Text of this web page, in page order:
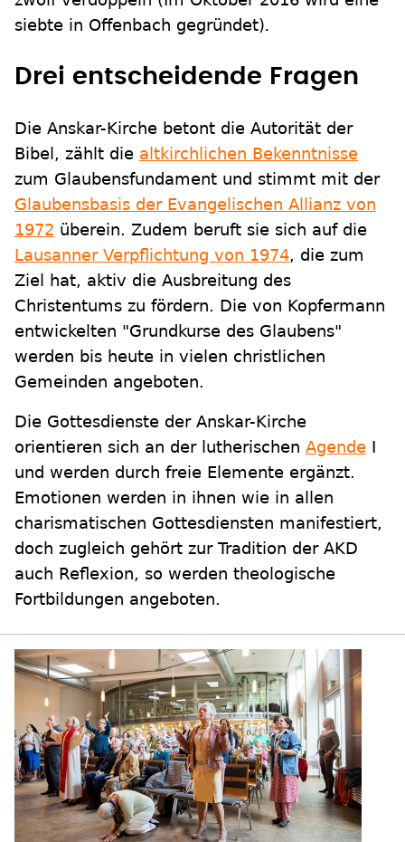
siebte in Offenbach gegründet).
Drei entscheidende Fragen
Die Anskar-Kirche betont die Autorität der
Bibel, zählt die altkirchlichen Bekenntnisse
zum Glaubensfundament und stimmt mit der
Glaubensbasis der Evangelischen Allianz von
1972 überein. Zudem beruft sie sich auf die
Lausanner Verpflichtung von 1974, die zum
Ziel hat, aktiv die Ausbreitung des
Christentums zu fördern. Die von Kopfermann
entwickelten "Grundkurse des Glaubens"
werden bis heute in vielen christlichen
Gemeinden angeboten.
Die Gottesdienste der Anskar-Kirche
orientieren sich an der lutherischen Agende I
und werden durch freie Elemente ergänzt.
Emotionen werden in ihnen wie in allen
charismatischen Gottesdiensten manifestiert,
doch zugleich gehört zur Tradition der AKD
auch Reflexion, so werden theologische
Fortbildungen angeboten.